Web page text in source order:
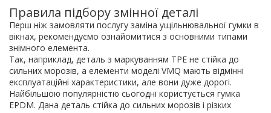
Правила підбору змінної деталі
Перш ніж замовляти послугу заміна ущільнювальної гумки в
вікнах, рекомендуємо ознайомитися з основними типами
знімного елемента.
Так, наприклад, деталь з маркуванням TPE не стійка до
сильних морозів, а елементи моделі VMQ мають відмінні
експлуатаційні характеристики, але вони дуже дорогі.
Найбільшою популярністю сьогодні користується гумка
EPDM. Дана деталь стійка до сильних морозів і різких